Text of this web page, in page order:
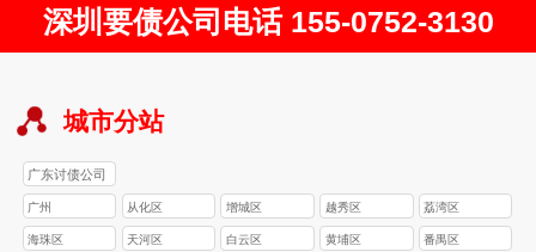
深圳要债公司电话 155-0752-3130
城市分站
广东讨债公司
广州 从化区 增城区 越秀区 荔湾区
海珠区 天河区 白云区 黄埔区 番禺区